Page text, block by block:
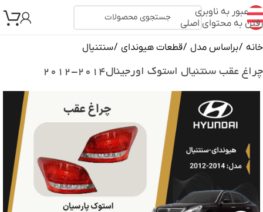
عبور به ناوبری
رفتن به محتوای اصلی
خانه /براساس مدل /قطعات هیوندای /سنتنیال
چراغ عقب سنتنیال استوک اورجینال۲۰۱۴-۲۰۱۲